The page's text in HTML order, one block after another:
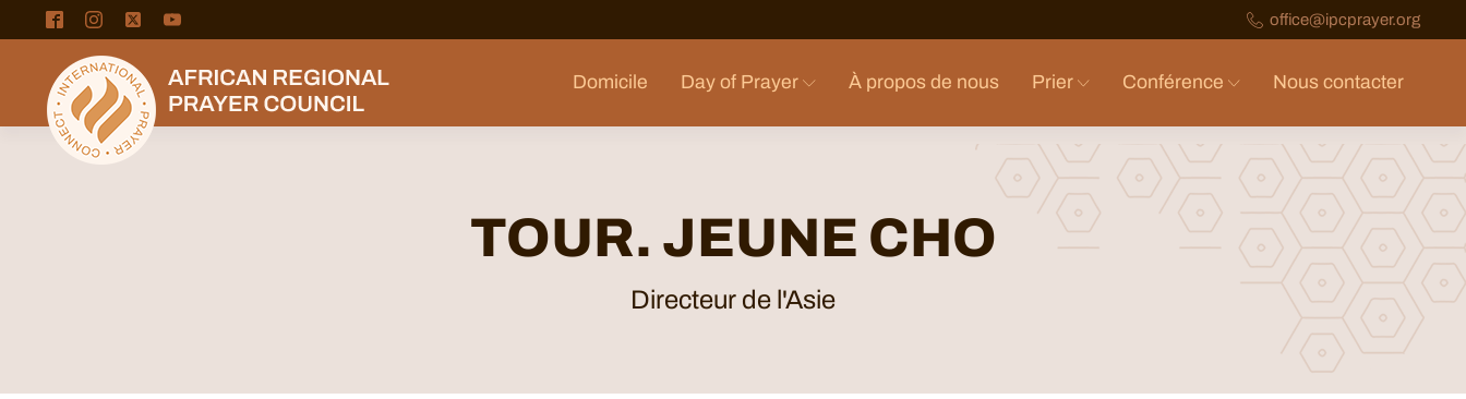
office@ipcprayer.org
Domicile Day of Prayer À propos de nous Prier Conférence Nous contacter
TOUR. JEUNE CHO
Directeur de l'Asie